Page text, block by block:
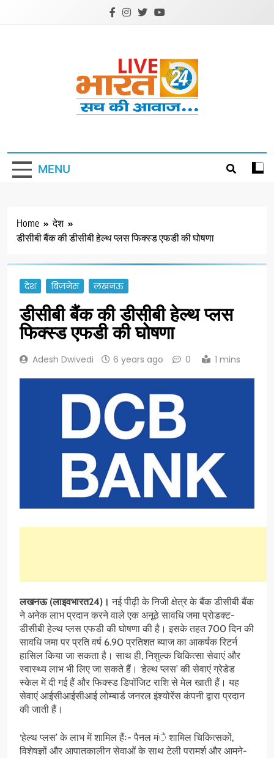
MENU
Home
देश
डीसीबी बैंक की डीसीबी हेल्थ प्लस फिक्स्ड एफडी की घोषणा
देश बिज़नेस लखनऊ
डीसीबी बैंक की डीसीबी हेल्थ प्लस
फिक्स्ड एफडी की घोषणा
Adesh Dwivedi 6 years ago 0 1 mins
लखनऊ (लाइवभारत24)। नई पीढ़ी के निजी क्षेत्र के बैंक डीसीबी बैंक
ने अनेक लाभ प्रदान करने वाले एक अनूठे सावधि जमा प्रोडक्ट-
डीसीबी हेल्थ प्लस एफडी की घोषणा की है। इसके तहत 700 दिन की
सावधि जमा पर प्रति वर्ष 6.90 प्रतिशत ब्याज का आकर्षक रिटर्न
हासिल किया जा सकता है। साथ ही, निशुल्क चिकित्सा सेवाएं और
स्वास्थ्य लाभ भी लिए जा सकते हैं। ‘हेल्थ प्लस’ की सेवाएं ग्रेडेड
स्केल में दी गई हैं और फिक्स्ड डिपॉजिट राशि से मेल खाती हैं। यह
सेवाएं आईसीआईसीआई लोम्बार्ड जनरल इंश्योरेंस कंपनी द्वारा प्रदान
की जाती हैं।
‘हेल्थ प्लस’ के लाभ में शामिल हैंः- पैनल मंे शामिल चिकित्सकों,
विशेषज्ञों और आपातकालीन सेवाओं के साथ टेली परामर्श और आमने-